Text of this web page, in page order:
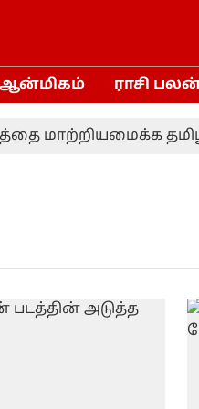
ஆன்மிகம் ராசி
மாற்றியமைக்க